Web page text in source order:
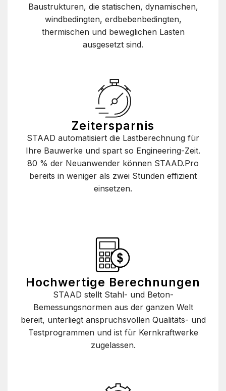
Baustrukturen, die statischen, dynamischen,
windbedingten, erdbebenbedingten,
thermischen und beweglichen Lasten
ausgesetzt sind.
Zeitersparnis
STAAD automatisiert die Lastberechnung für
Ihre Bauwerke und spart so Engineering-Zeit.
80 % der Neuanwender können STAAD.Pro
bereits in weniger als zwei Stunden effizient
einsetzen.
Hochwertige Berechnungen
STAAD stellt Stahl- und Beton-
Bemessungsnormen aus der ganzen Welt
bereit, unterliegt anspruchsvollen Qualitäts- und
Testprogrammen und ist für Kernkraftwerke
zugelassen.